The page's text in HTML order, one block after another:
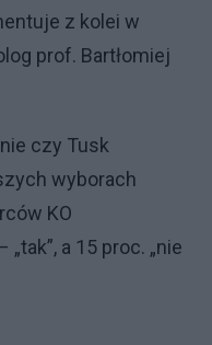
z kolei w
prof. Bartłomiej
czy Tusk
wyborach
KO
„tak”, a 15 proc. „nie